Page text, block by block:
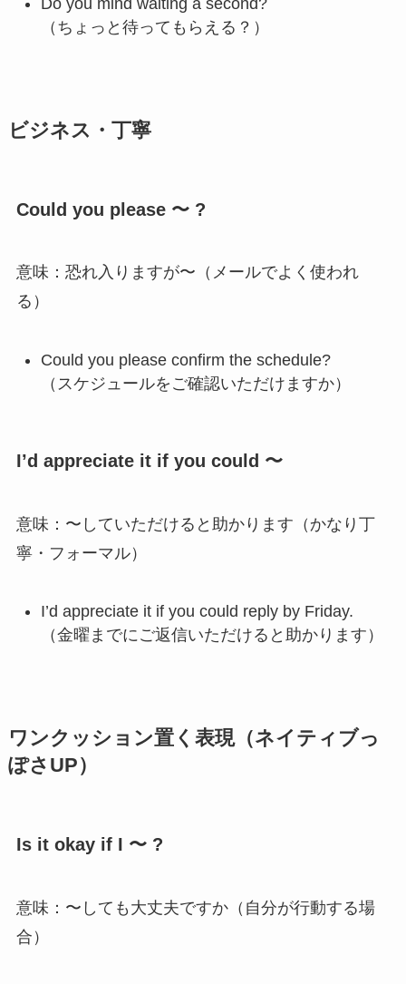
（ちょっと待ってもらえる？）
ビジネス・丁寧
Could you please 〜 ?
意味：恐れ入りますが〜（メールでよく使われ
る）
Could you please confirm the schedule?
（スケジュールをご確認いただけますか）
I’d appreciate it if you could 〜
意味：〜していただけると助かります（かなり丁
寧・フォーマル）
I’d appreciate it if you could reply by Friday.
（金曜までにご返信いただけると助かります）
ワンクッション置く表現（ネイティブっ
ぽさUP）
Is it okay if I 〜 ?
意味：〜しても大丈夫ですか（自分が行動する場
合）